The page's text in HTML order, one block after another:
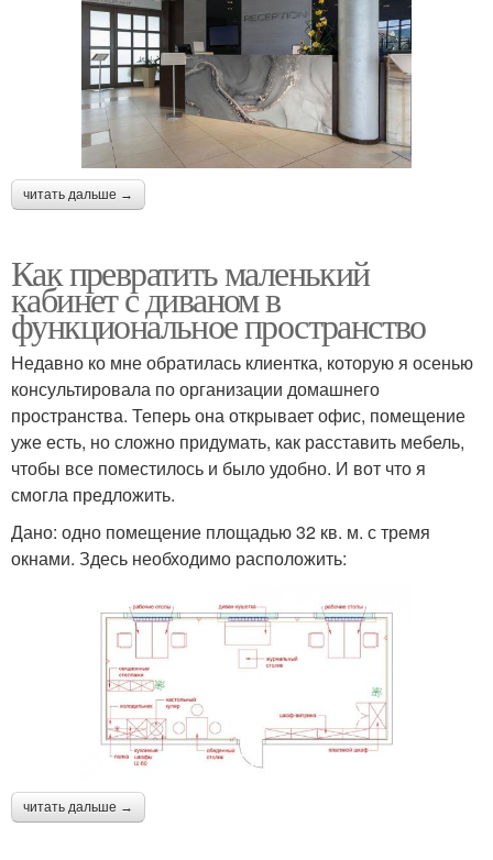
читать дальше →
Как превратить маленький
кабинет с диваном в
функциональное пространство
Недавно ко мне обратилась клиентка, которую я осенью
консультировала по организации домашнего
пространства. Теперь она открывает офис, помещение
уже есть, но сложно придумать, как расставить мебель,
чтобы все поместилось и было удобно. И вот что я
смогла предложить.
Дано: одно помещение площадью 32 кв. м. с тремя
окнами. Здесь необходимо расположить:
читать дальше →